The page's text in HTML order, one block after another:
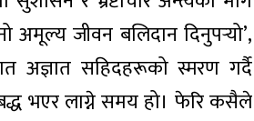
अमूल्य जीवन बलिदान दिनुपर्‍यो’,
अज्ञात सहिदहरूको स्मरण गर्दै
भएर लाग्ने समय हो। फेरि कसैले